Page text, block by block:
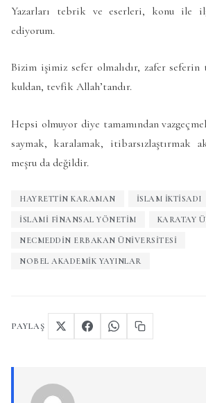
Yazarları tebrik ve eserleri, konu ile
ediyorum.
Bizim işimiz sefer olmalıdır, zafer
kuldan, tevfik Allah’tandır.
Hepsi olmuyor diye tamamından
saymak, karalamak, itibarsızlaştırmak
meşru da değildir.
HAYRETTIN KARAMAN ISLAM IKTISADI
İSLAMI FINANSAL YÖNETIM KARATAY
NECMEDDIN ERBAKAN ÜNIVERSITESI
NOBEL AKADEMIK YAYINLAR
PAYLAŞ